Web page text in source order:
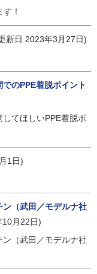
！
新日 2023年3月27日)
のPPE着脱ポイント
てほしいPPE着脱ポ
1日)
（武田／モデルナ社
10月22日)
（武田／モデルナ社